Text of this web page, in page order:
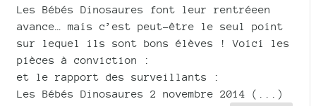
Les Bébés Dinosaures font leur rentréeen
avance… mais c’est peut-être le seul point
sur lequel ils sont bons élèves ! Voici les
pièces à conviction :
et le rapport des surveillants :
Les Bébés Dinosaures 2 novembre 2014 (...)